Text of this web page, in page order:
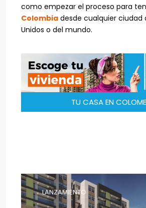
como empezar el proceso para
Colombia desde cualquier ciudad
Unidos o del mundo.
TU CASA EN
LANZAMIENTO